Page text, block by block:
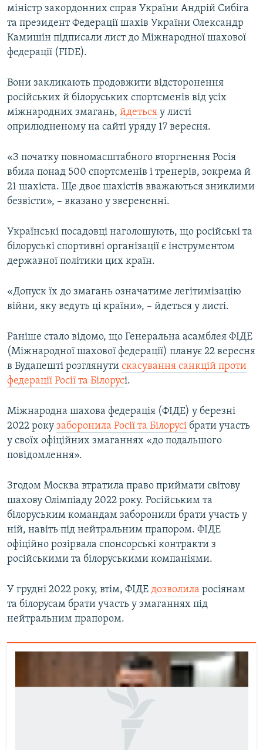
Усі сайти RFE/RL
міністр закордонних справ України Андрій Сибіга
та президент Федерації шахів України Олександр
Камишін підписали лист до Міжнародної шахової
федерації (FIDE).
Вони закликають продовжити відсторонення
російських й білоруських спортсменів від усіх
міжнародних змагань, йдеться у листі
оприлюдненому на сайті уряду 17 вересня.
«З початку повномасштабного вторгнення Росія
вбила понад 500 спортсменів і тренерів, зокрема й
21 шахіста. Ще двоє шахістів вважаються зниклими
безвісти», – вказано у зверененні.
Українські посадовці наголошують, що російські та
білоруські спортивні організації є інструментом
державної політики цих країн.
«Допуск їх до змагань означатиме легітимізацію
війни, яку ведуть ці країни», – йдеться у листі.
Раніше стало відомо, що Генеральна асамблея ФІДЕ
(Міжнародної шахової федерації) планує 22 вересня
в Будапешті розглянути скасування санкцій проти
федерації Росії та Білорусі.
Міжнародна шахова федерація (ФІДЕ) у березні
2022 року заборонила Росії та Білорусі брати участь
у своїх офіційних змаганнях «до подальшого
повідомлення».
Згодом Москва втратила право приймати світову
шахову Олімпіаду 2022 року. Російським та
білоруським командам заборонили брати участь у
ній, навіть під нейтральним прапором. ФІДЕ
офіційно розірвала спонсорські контракти з
російськими та білоруськими компаніями.
У грудні 2022 року, втім, ФІДЕ дозволила росіянам
та білорусам брати участь у змаганнях під
нейтральним прапором.